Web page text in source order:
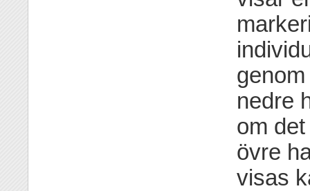
nedre
om
övre
visas